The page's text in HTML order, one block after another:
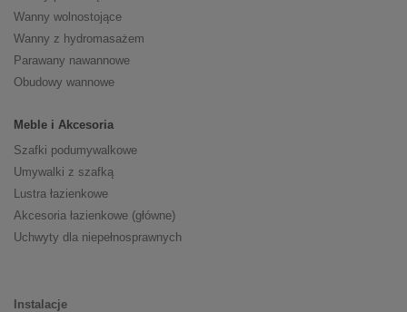
Wanny wolnostojące
Wanny z hydromasażem
Parawany nawannowe
Obudowy wannowe
Meble i Akcesoria
Szafki podumywalkowe
Umywalki z szafką
Lustra łazienkowe
Akcesoria łazienkowe (główne)
Uchwyty dla niepełnosprawnych
Instalacje